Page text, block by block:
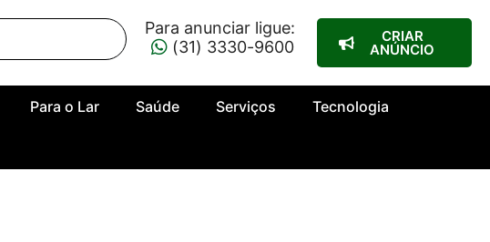
Para anunciar ligue:
(31) 3330-9600
CRIAR
ANÚNCIO
Para o Lar Saúde Serviços Tecnologia